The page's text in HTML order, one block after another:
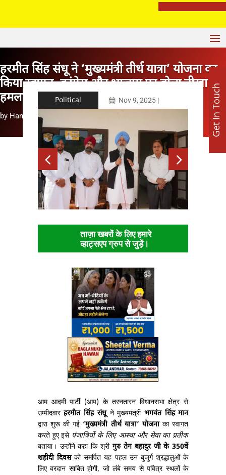
हरमीत सिंह संधू ने ‘मुख्यमंत्री तीर्थ यात्रा’ योजना का
किया स्वागत, कांग्रेस और भाजपा पर बोला तीखा
हमला
by Hanesh Mehta
Political Nov 9, 2025|
ताज़ा खबरों के लिए हमारे
व्हाट्सएप ग्रुप से जुड़ें।
आम आदमी पार्टी (आप) के तरनतारन विधानसभा क्षेत्र से
उम्मीदवारहरमीत सिंह संधूने मुख्यमंत्री भगवंत सिंह मान
द्वारा शुरू की गई ‘मुख्यमंत्री तीर्थ यात्रा’ योजनाका स्वागत
करते हुए इसे पंजाबियों के लिए आस्था और सेवा का प्रतीक
बताया। उन्होंने कहा कि श्री गुरु तेग बहादुर जी के 350वें
शहीदी दिवसको समर्पित यह पहल उन बुजुर्ग श्रद्धालुओं के
लिए वरदान साबित होगी, जो लंबे समय से पवित्र स्थलों के
Get In Touch